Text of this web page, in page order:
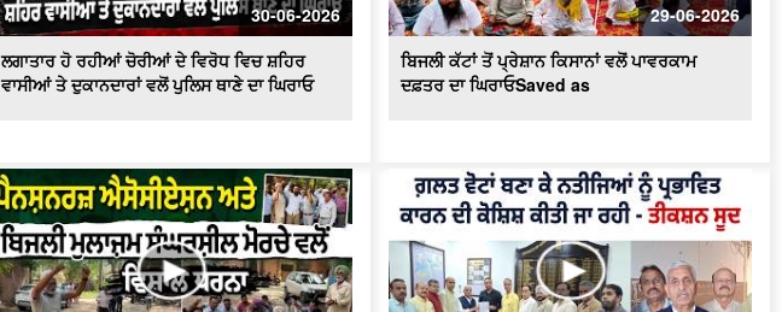
ਦੋਆਬਾ ਖ਼ਾਸ : ਸੱਲਾਂ ਤੇ ਲਾਦੀਆਂ ਵਿਚਕਾਰ
ਅੱ.ਗ ਲੱਗਣ ਨਾਲ ਸੈਂਕੜੇ ਏਕੜ ਫਸਲ ਅਗਨ
ਭੇਂਟ
ਆਗੂਆਂ ਨੂੰ ਘਰਾਂ 'ਚ ਨਜ਼ਰਬੰਦ ਕਾਰਨ 'ਤੇ ਭੜਕੇ
ਕਿਸਾਨ , ਕੀਤਾ ਰੋਸ ਪ੍ਰਦਰਸ਼ਨ
ਕਿਸਾਨ ਮਜ਼ਦੂਰ ਸੰਘਰਸ਼ ਕਮੇਟੀ ਵਲੋਂ Press
Conference, ਮੰਡੀਆਂ ਦੇ ਹਾਲਾਤਾਂ ਨੂੰ ਲੈ ਕੇ
ਚਿਤਾਵਨੀ
30-06-2026
ਲਗਾਤਾਰ ਹੋ ਰਹੀਆਂ ਚੋਰੀਆਂ ਦੇ ਵਿਰੋਧ ਵਿਚ ਸ਼ਹਿਰ
ਵਾਸੀਆਂ ਤੇ ਦੁਕਾਨਦਾਰਾਂ ਵਲੋਂ ਪੁਲਿਸ ਥਾਣੇ ਦਾ ਘਿਰਾਓ
29-06-2026
ਬਿਜਲੀ ਕੱਟਾਂ ਤੋਂ ਪ੍ਰੇਸ਼ਾਨ ਕਿਸਾਨਾਂ ਵਲੋਂ ਪਾਵਰਕਾਮ
ਦਫ਼ਤਰ ਦਾ ਘਿਰਾਓSaved as